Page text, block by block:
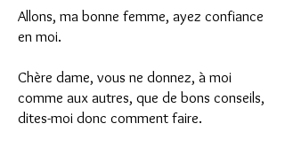
Allons, ma bonne femme, ayez confiance
en moi.
Chère dame, vous ne donnez, à moi
comme aux autres, que de bons conseils,
dites-moi donc comment faire.